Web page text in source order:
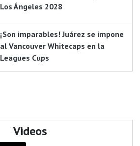
Los Ángeles 2028
¡Son imparables! Juárez se impone
al Vancouver Whitecaps en la
Leagues Cups
Videos